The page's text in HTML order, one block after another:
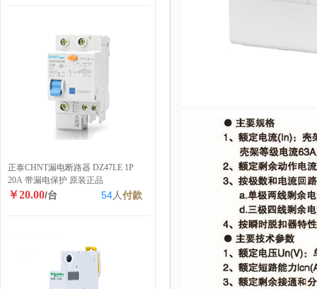
正泰CHNT漏电断路器 DZ47LE 1P
20A 带漏电保护 原装正品
￥20.00/台 54人付款